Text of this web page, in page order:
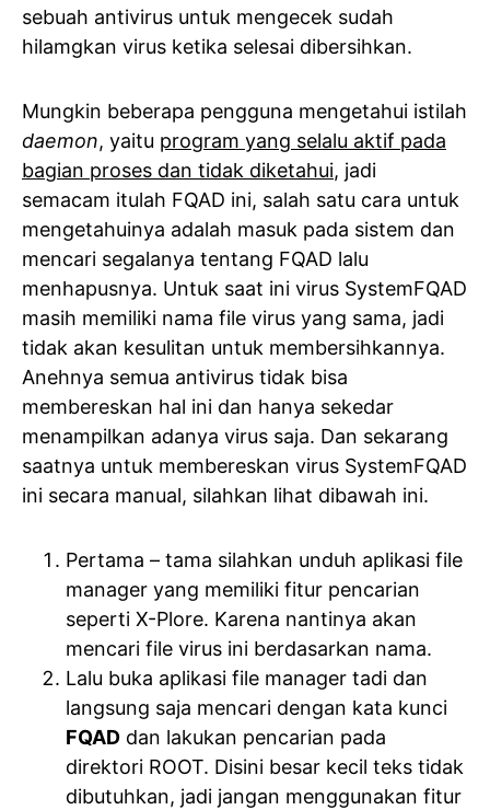
sebuah antivirus untuk mengecek sudah
hilamgkan virus ketika selesai dibersihkan.
Mungkin beberapa pengguna mengetahui istilah
daemon, yaitu program yang selalu aktif pada
bagian proses dan tidak diketahui, jadi
semacam itulah FQAD ini, salah satu cara untuk
mengetahuinya adalah masuk pada sistem dan
mencari segalanya tentang FQAD lalu
menhapusnya. Untuk saat ini virus SystemFQAD
masih memiliki nama file virus yang sama, jadi
tidak akan kesulitan untuk membersihkannya.
Anehnya semua antivirus tidak bisa
membereskan hal ini dan hanya sekedar
menampilkan adanya virus saja. Dan sekarang
saatnya untuk membereskan virus SystemFQAD
ini secara manual, silahkan lihat dibawah ini.
Pertama – tama silahkan unduh aplikasi file
manager yang memiliki fitur pencarian
seperti X-Plore. Karena nantinya akan
mencari file virus ini berdasarkan nama.
Lalu buka aplikasi file manager tadi dan
langsung saja mencari dengan kata kunci
FQAD dan lakukan pencarian pada
direktori ROOT. Disini besar kecil teks tidak
dibutuhkan, jadi jangan menggunakan fitur